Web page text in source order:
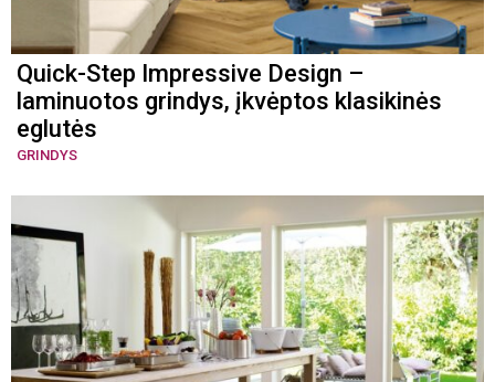
Quick-Step Impressive Design –
laminuotos grindys, įkvėptos klasikinės
eglutės
GRINDYS